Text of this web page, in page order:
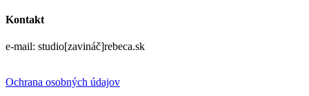
Kontakt
e-mail: studio[zavináč]rebeca.sk
Ochrana osobných údajov